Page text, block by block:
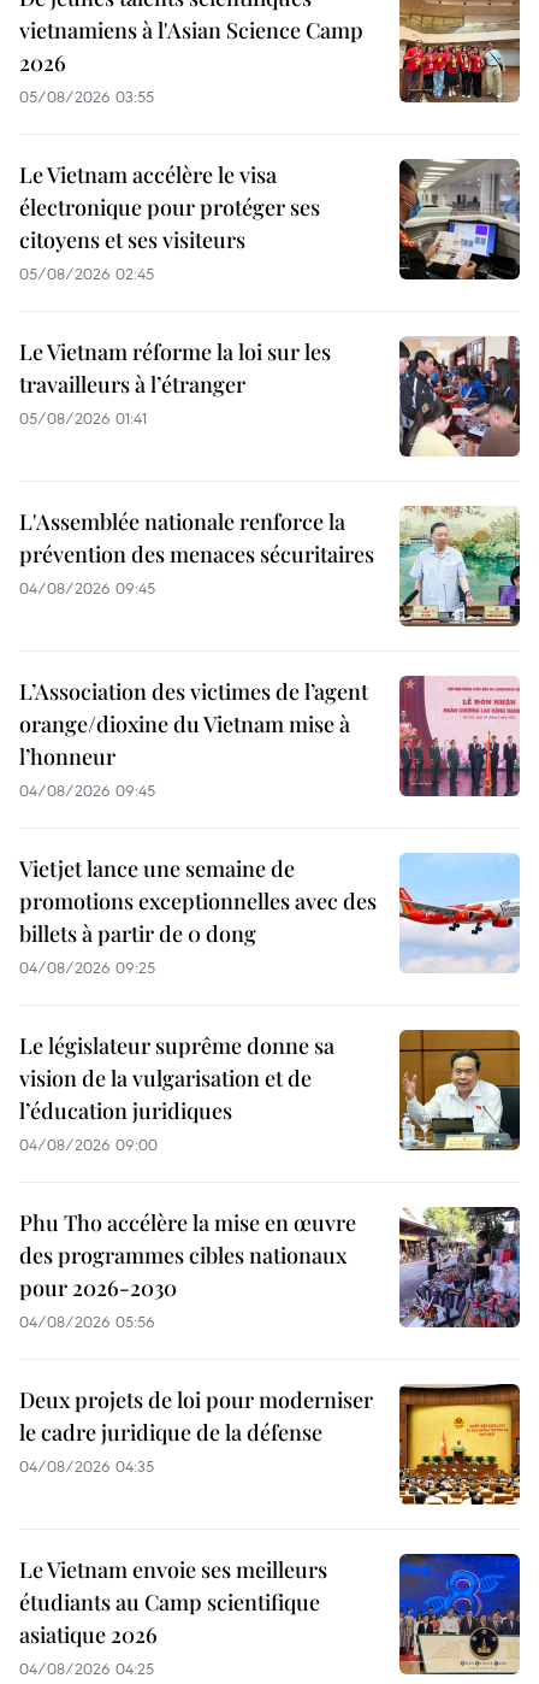
vietnamiens à l'Asian Science Camp
2026
05/08/2026 03:55
Le Vietnam accélère le visa
électronique pour protéger ses
citoyens et ses visiteurs
05/08/2026 02:45
Le Vietnam réforme la loi sur les
travailleurs à l’étranger
05/08/2026 01:41
L'Assemblée nationale renforce la
prévention des menaces sécuritaires
04/08/2026 09:45
L’Association des victimes de l’agent
orange/dioxine du Vietnam mise à
l’honneur
04/08/2026 09:45
Vietjet lance une semaine de
promotions exceptionnelles avec des
billets à partir de 0 dong
04/08/2026 09:25
Le législateur suprême donne sa
vision de la vulgarisation et de
l’éducation juridiques
04/08/2026 09:00
Phu Tho accélère la mise en œuvre
des programmes cibles nationaux
pour 2026-2030
04/08/2026 05:56
Deux projets de loi pour moderniser
le cadre juridique de la défense
04/08/2026 04:35
Le Vietnam envoie ses meilleurs
étudiants au Camp scientifique
asiatique 2026
04/08/2026 04:25